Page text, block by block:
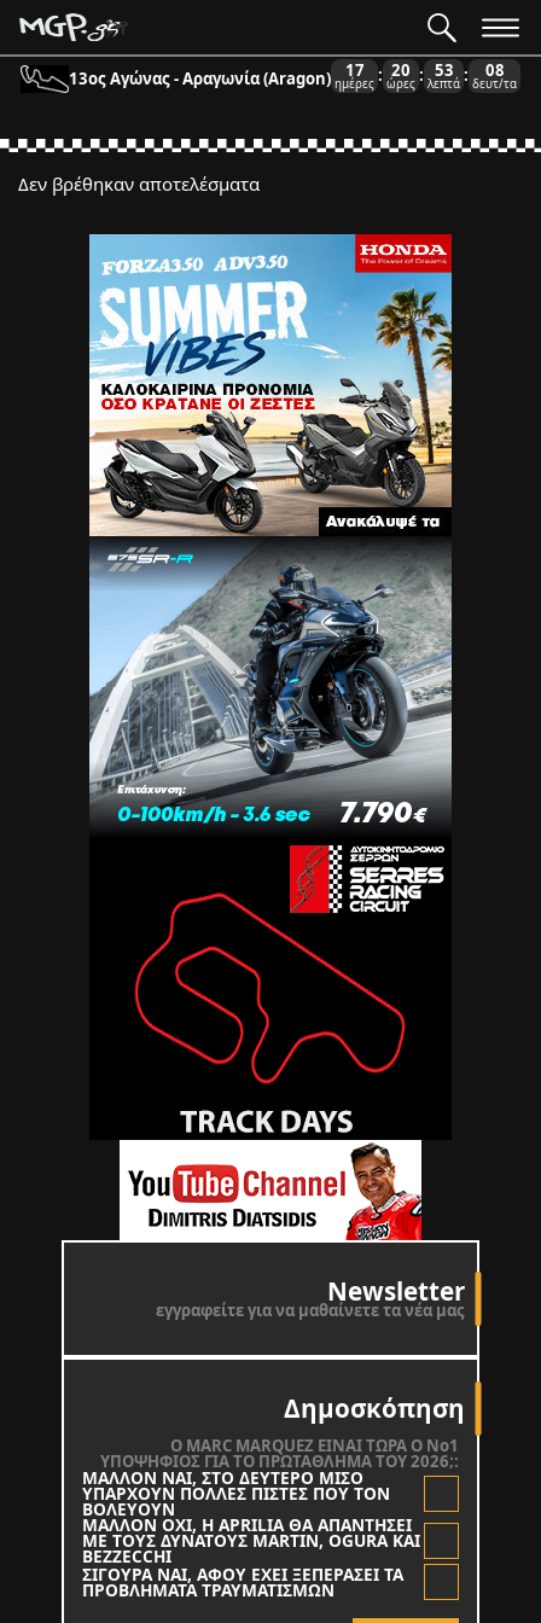
13ος Αγώνας - Αραγωνία (Aragon) 17
ημέρες : 20
ώρες : 53
λεπτά : 08
δευτ/τα
Newsletter
εγγραφείτε για να μαθαίνετε τα νέα μας
Δημοσκόπηση
O MARC MARQUEZ ΕΙΝΑΙ ΤΩΡΑ Ο Νο1
ΥΠΟΨΗΦΙΟΣ ΓΙΑ ΤΟ ΠΡΩΤΑΘΛΗΜΑ ΤΟΥ 2026;:
ΜΑΛΛΟΝ ΝΑΙ, ΣΤΟ ΔΕΥΤΕΡΟ ΜΙΣΟ
ΥΠΑΡΧΟΥΝ ΠΟΛΛΕΣ ΠΙΣΤΕΣ ΠΟΥ ΤΟΝ
ΒΟΛΕΥΟΥΝ
ΜΑΛΛΟΝ ΟΧΙ, Η APRILIA ΘΑ ΑΠΑΝΤΗΣΕΙ
ΜΕ ΤΟΥΣ ΔΥΝΑΤΟΥΣ MARTIN, OGURA KAI
BEZZECCHI
ΣΙΓΟΥΡΑ ΝΑΙ, ΑΦΟΥ ΕΧΕΙ ΞΕΠΕΡΑΣΕΙ ΤΑ
ΠΡΟΒΛΗΜΑΤΑ ΤΡΑΥΜΑΤΙΣΜΩΝ
Δεν βρέθηκαν αποτελέσματα